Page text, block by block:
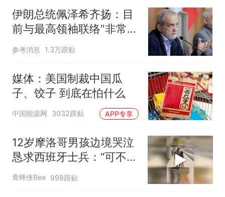
号，仅凭视频评出？中国烹饪
协会回应
男子上山采菌偶然发现鸡枞菌
窝，原地守1天等它长大：挖了
140多朵
美国渔民钓获鲨鱼徒手将其拽
来源：参考消息）
那个在床头放菜刀的女孩，因
老师一句“跟我回家”改写了人
生笔试第一被第二名传话劝弃考
官方通报
么？
伊朗总统佩泽希齐扬：目
前与最高领袖联络"非常困
难"
参考消息 1.3万跟贴
媒体：美国制裁中国瓜
子、饺子 到底在怕什么
中国能源网 3032跟贴 APP专享
12岁摩洛哥男孩边境哭泣
恳求西班牙士兵：“可不可
以不要把我遣返回国”
青蜂侠Bee 998跟贴